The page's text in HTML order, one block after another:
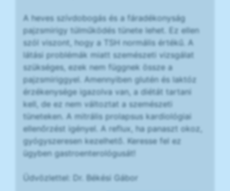
A heves szívdobogás és a fáradékonyság
pajzsmirigy túlműködés tünete lehet. Ez ellen
szól viszont, hogy a TSH normális értékű. A
látási problémák miatt szemészeti vizsgálat
szükséges, ezek nem függnek össze a
pajzsmiriggyel. Amennyiben glutén és laktóz
érzékenysége igazolva van, a diétát tartani
kell, de ez nem változtat a szemészeti
tüneteken. A mitrális prolapsus kardiológiai
ellenőrzést igényel. A reflux, ha panaszt okoz,
gyógyszeresen kezelhető. Keresse fel ez
ügyben gastroenterológusát!
Üdvözlettel: Dr. Békési Gábor